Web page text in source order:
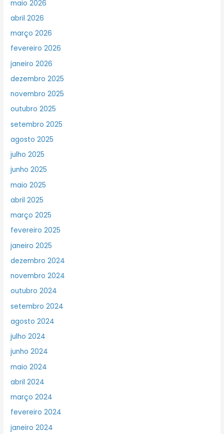
maio 2026
abril 2026
março 2026
fevereiro 2026
janeiro 2026
dezembro 2025
novembro 2025
outubro 2025
setembro 2025
agosto 2025
julho 2025
junho 2025
maio 2025
abril 2025
março 2025
fevereiro 2025
janeiro 2025
dezembro 2024
novembro 2024
outubro 2024
setembro 2024
agosto 2024
julho 2024
junho 2024
maio 2024
abril 2024
março 2024
fevereiro 2024
janeiro 2024